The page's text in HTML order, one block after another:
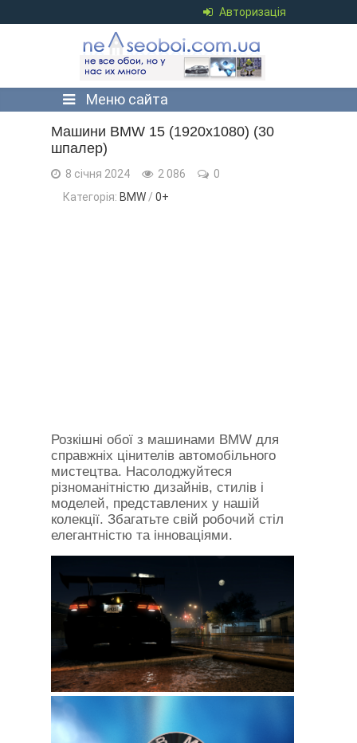
Авторизація
Меню сайта
Машини BMW 15 (1920x1080) (30
шпалер)
8 січня 2024 2 086
0
Категорія: BMW / 0+
Розкішні обої з машинами BMW для
справжніх цінителів автомобільного
мистецтва. Насолоджуйтеся
різноманітністю дизайнів, стилів і
моделей, представлених у нашій
колекції. Збагатьте свій робочий стіл
елегантністю та інноваціями.